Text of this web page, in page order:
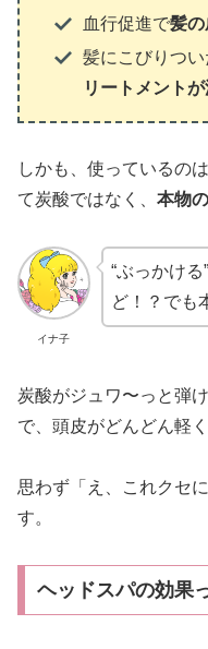
血行促進で髪の
髪にこびりつ
リートメント
しかも、使っているの
て炭酸ではなく、 本物
イナ子
“ぶっかけ
ど！？でも
炭酸がジュワ〜っと弾
で、頭皮がどんどん軽く
思わず「え、これクセ
す。
ヘッドスパの効果